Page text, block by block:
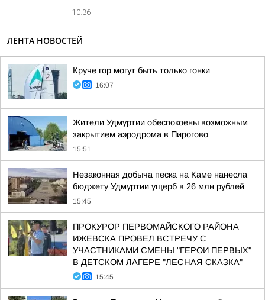
10:36
ЛЕНТА НОВОСТЕЙ
Круче гор могут быть только гонки
16:07
Жители Удмуртии обеспокоены возможным
закрытием аэродрома в Пирогово
15:51
Незаконная добыча песка на Каме нанесла
бюджету Удмуртии ущерб в 26 млн рублей
15:45
ПРОКУРОР ПЕРВОМАЙСКОГО РАЙОНА
ИЖЕВСКА ПРОВЕЛ ВСТРЕЧУ С
УЧАСТНИКАМИ СМЕНЫ "ГЕРОИ ПЕРВЫХ"
В ДЕТСКОМ ЛАГЕРЕ "ЛЕСНАЯ СКАЗКА"
15:45